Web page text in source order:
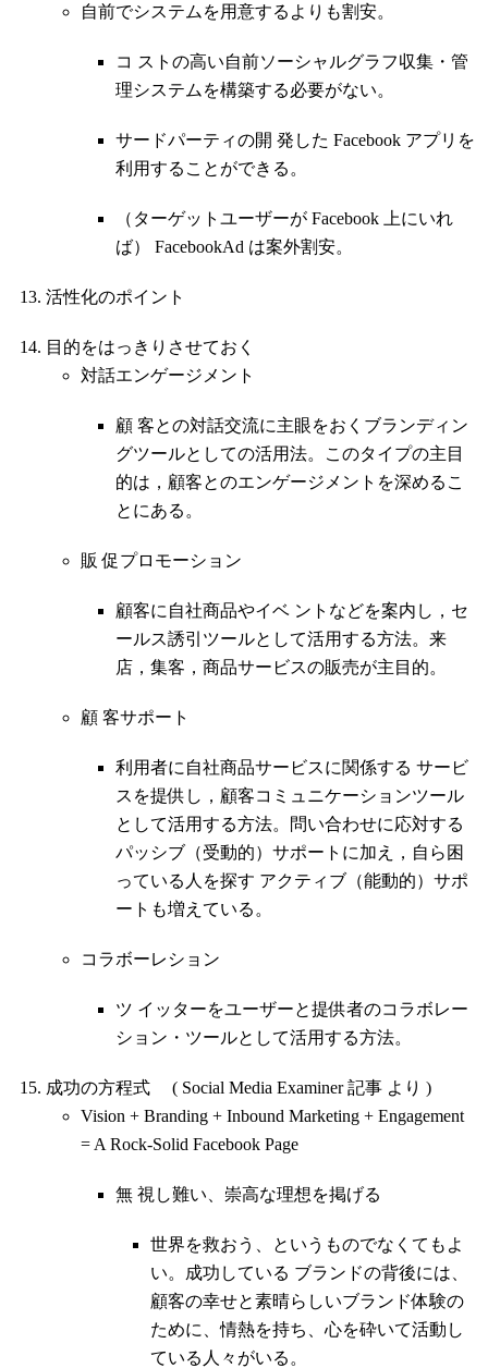
自前でシステムを用意するよりも割安。
コ ストの高い自前ソーシャルグラフ収集・管
理システムを構築する必要がない。
サードパーティの開 発した Facebook アプリを
利用することができる。
（ターゲットユーザーが Facebook 上にいれ
ば） FacebookAd は案外割安。
活性化のポイント
目的をはっきりさせておく
対話エンゲージメント
顧 客との対話交流に主眼をおくブランディン
グツールとしての活用法。このタイプの主目
的は，顧客とのエンゲージメントを深めるこ
とにある。
販 促プロモーション
顧客に自社商品やイベ ントなどを案内し，セ
ールス誘引ツールとして活用する方法。来
店，集客，商品サービスの販売が主目的。
顧 客サポート
利用者に自社商品サービスに関係する サービ
スを提供し，顧客コミュニケーションツール
として活用する方法。問い合わせに応対する
パッシブ（受動的）サポートに加え，自ら困
っている人を探す アクティブ（能動的）サポ
ートも増えている。
コラボーレション
ツ イッターをユーザーと提供者のコラボレー
ション・ツールとして活用する方法。
成功の方程式 ( Social Media Examiner 記事 より )
Vision + Branding + Inbound Marketing + Engagement
= A Rock-Solid Facebook Page
無 視し難い、崇高な理想を掲げる
世界を救おう、というものでなくてもよ
い。成功している ブランドの背後には、
顧客の幸せと素晴らしいブランド体験の
ために、情熱を持ち、心を砕いて活動し
ている人々がいる。